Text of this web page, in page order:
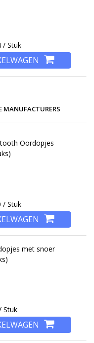
/ Stuk
MANUFACTURERS
Oordopjes
/ Stuk
met snoer
Stuk